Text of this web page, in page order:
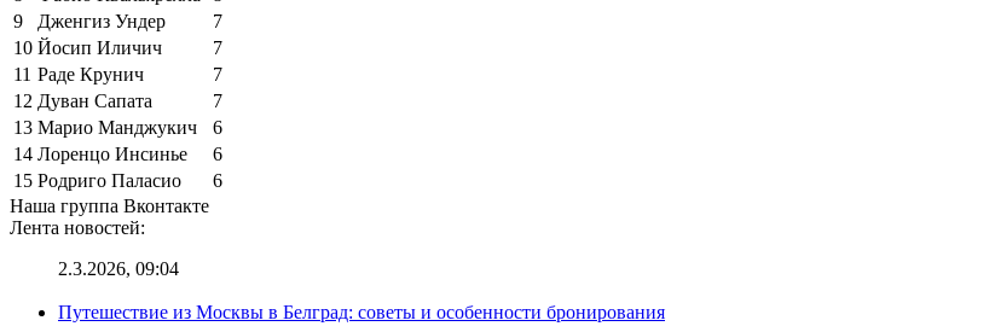
9
Дженгиз Ундер
7
10 Йосип Иличич
7
11 Раде Крунич
7
12 Дуван Сапата
7
13 Марио Манджукич
6
14 Лоренцо Инсинье
6
15 Родриго Паласио
6
Наша группа Вконтакте
Лента новостей:
2.3.2026, 09:04
Путешествие из Москвы в Белград: советы и особенности бронирования